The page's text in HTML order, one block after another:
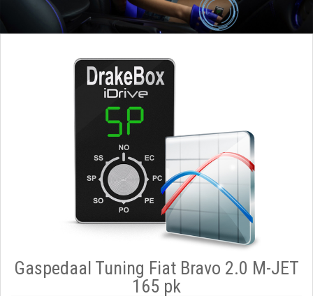
Gaspedaal Tuning Fiat Bravo 2.0 M-JET
165 pk